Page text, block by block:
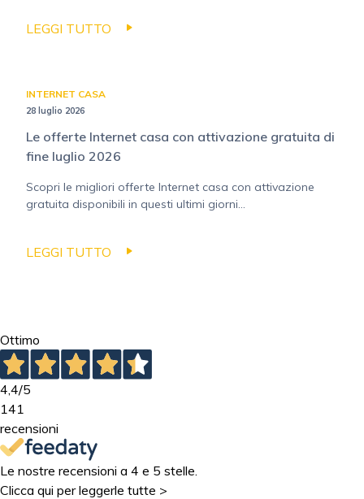
LEGGI TUTTO
INTERNET CASA
28 luglio 2026
Le offerte Internet casa con attivazione gratuita di
fine luglio 2026
Scopri le migliori offerte Internet casa con attivazione
gratuita disponibili in questi ultimi giorni...
LEGGI TUTTO
Ottimo
4,4/5
141
recensioni
Le nostre recensioni a 4 e 5 stelle.
Clicca qui per leggerle tutte >